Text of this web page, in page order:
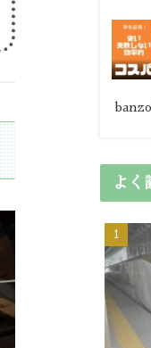
よく